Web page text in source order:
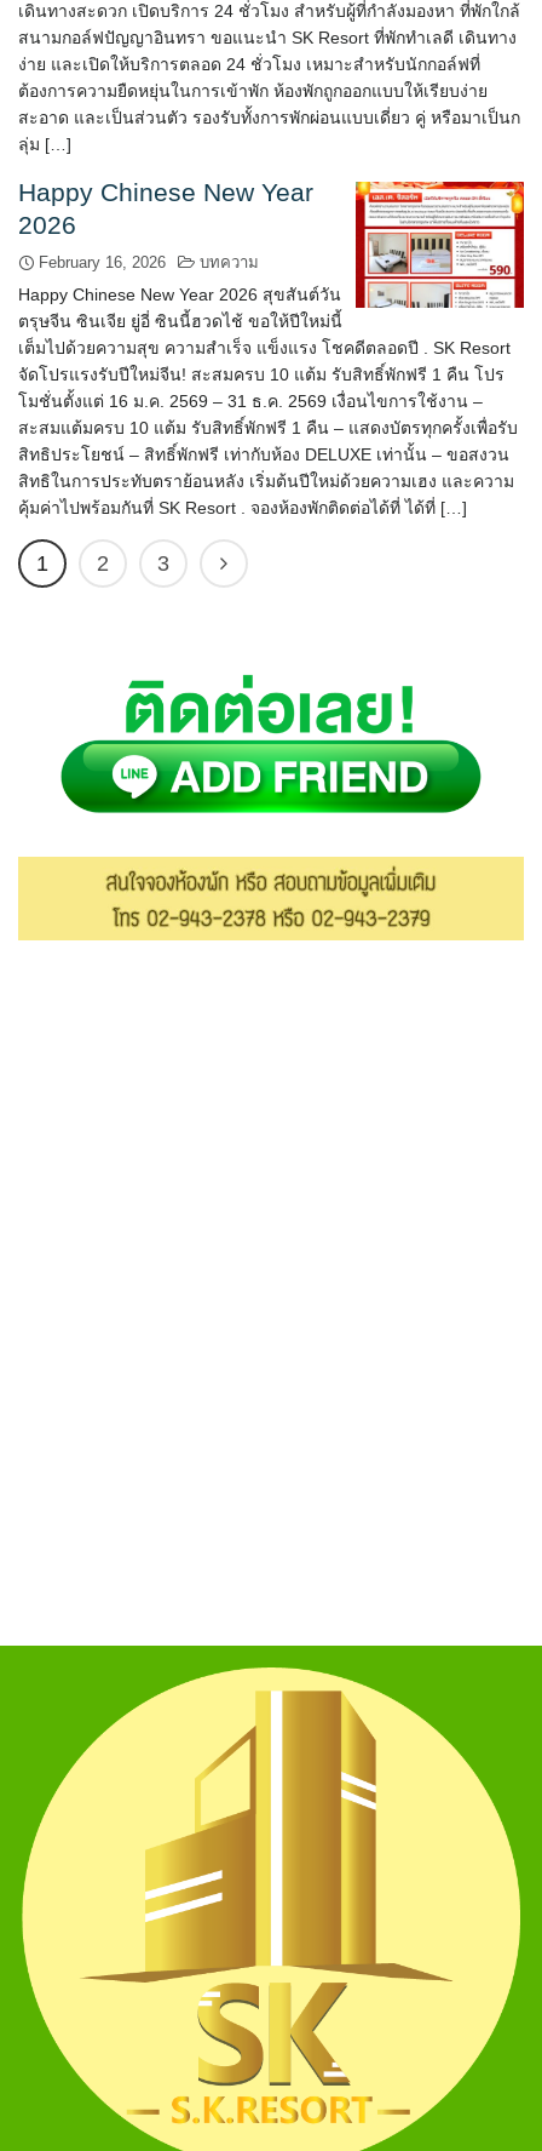
เดินทางสะดวก เปิดบริการ 24 ชั่วโมง สำหรับผู้ที่กำลังมองหา ที่พักใกล้
สนามกอล์ฟปัญญาอินทรา ขอแนะนำ SK Resort ที่พักทำเลดี เดินทาง
ง่าย และเปิดให้บริการตลอด 24 ชั่วโมง เหมาะสำหรับนักกอล์ฟที่
ต้องการความยืดหยุ่นในการเข้าพัก ห้องพักถูกออกแบบให้เรียบง่าย
สะอาด และเป็นส่วนตัว รองรับทั้งการพักผ่อนแบบเดี่ยว คู่ หรือมาเป็นก
ลุ่ม […]
Happy Chinese New Year
2026
February 16, 2026 บทความ
Happy Chinese New Year 2026 สุขสันต์วัน
ตรุษจีน ซินเจีย ยู่อี่ ซินนี้ฮวดไช้ ขอให้ปีใหม่นี้
เต็มไปด้วยความสุข ความสำเร็จ แข็งแรง โชคดีตลอดปี . SK Resort
จัดโปรแรงรับปีใหม่จีน! สะสมครบ 10 แต้ม รับสิทธิ์พักฟรี 1 คืน โปร
โมชั่นตั้งแต่ 16 ม.ค. 2569 – 31 ธ.ค. 2569 เงื่อนไขการใช้งาน –
สะสมแต้มครบ 10 แต้ม รับสิทธิ์พักฟรี 1 คืน – แสดงบัตรทุกครั้งเพื่อรับ
สิทธิประโยชน์ – สิทธิ์พักฟรี เท่ากับห้อง DELUXE เท่านั้น – ขอสงวน
สิทธิในการประทับตราย้อนหลัง เริ่มต้นปีใหม่ด้วยความเฮง และความ
คุ้มค่าไปพร้อมกันที่ SK Resort . จองห้องพักติดต่อได้ที่ ได้ที่ […]
1 2 3